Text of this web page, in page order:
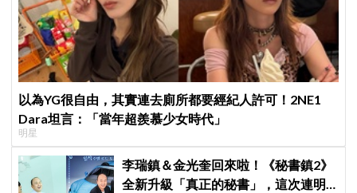
以為YG很自由，其實連去廁所都要經紀人許可！2NE1
Dara坦言：「當年超羨慕少女時代」
明星
李瑞鎮＆金光奎回來啦！《秘書鎮2》
全新升級「真正的秘書」，這次連明